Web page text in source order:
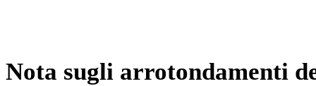
Nota sugli arrotondamenti